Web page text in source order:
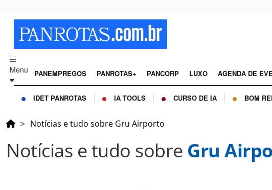
Menu PANEMPREGOS PANROTAS+ PANCORP LUXO AGENDA DE
IDET PANROTAS IA TOOLS CURSO DE IA BOM
Notícias e tudo sobre Gru Airporto
Notícias e tudo sobre Gru